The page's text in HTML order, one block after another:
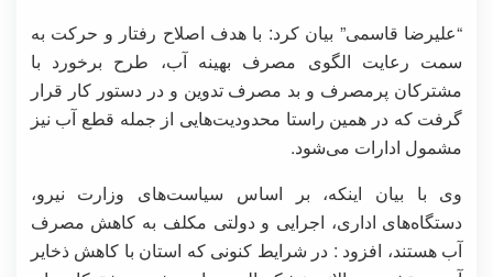
“علیرضا قاسمی” بیان کرد: با هدف اصلاح رفتار و حرکت به
سمت رعایت الگوی مصرف بهینه آب، طرح برخورد با
مشترکان پرمصرف و بد مصرف تدوین و در دستور کار قرار
گرفت که در همین راستا محدودیت‌هایی از جمله قطع آب نیز
مشمول ادارات می‌شود.
وی با بیان اینکه، بر اساس سیاست‌های وزارت نیرو،
دستگاه‌های اداری، اجرایی و دولتی مکلف به کاهش مصرف
آب هستند، افزود : در شرایط کنونی که استان با کاهش ذخایر